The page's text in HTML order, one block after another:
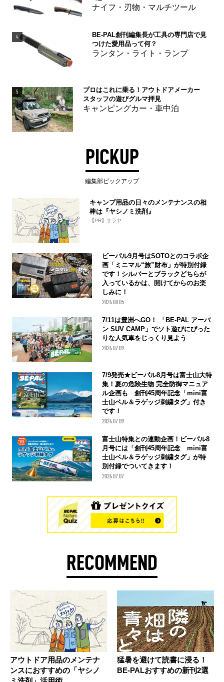
ナイフ・刃物・マルチツール
4
BE-PAL創刊編集長が工具の専門店で見
つけた愛用品って何？
ランタン・ライト・ランプ
5
プロはこれに乗る！アウトドアメーカー
スタッフの遊びグルマ拝見
キャンピングカー・車中泊
PICKUP
編集部ピックアップ
キャンプ用品の日々のメンテナンスの相
棒は『ヤシノミ洗剤』
【PR】サラヤ
ビーパル9月号はSOTOとのコラボ企
画「ミニマル“旅”財布」が特別付録
です！シルバーとブラックどちらが
入っているかは、開けてからのお楽
しみに！
2026.08.05
7/11は豊洲へGO！ 「BE-PAL アーバ
ン SUV CAMP」でソト遊びにぴった
りな人気車をじっくり見よう
2026.07.09
7/9発売★ビーパル8月号は富士山大特
集！夏の危険生物 完全防御マニュア
ル企画も 創刊45周年記念「mini富
士山ベル＆ラゲッジ刺繍タグ」付き
です！
2026.07.09
富士山特集との連動企画！ビーパル8
月号には「創刊45周年記念 mini富
士山ベル＆ラゲッジ刺繍タグ」が特
別付録でついてきます！
2026.07.07
RECOMMEND
アウトドア用品のメンテナ
ンスにおすすめの「ヤシノ
猛暑を避けて読書に浸る！
BE-PALおすすめの新刊2選